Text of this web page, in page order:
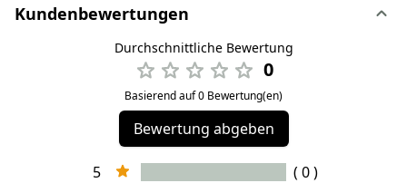
Kundenbewertungen
Durchschnittliche Bewertung
0
Basierend auf 0 Bewertung(en)
Bewertung abgeben
5
( 0 )